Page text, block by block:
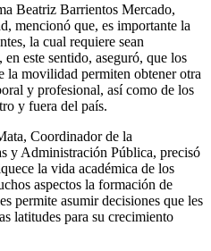
Beatriz Barrientos Mercado,
mencionó que, es importante la
la cual requiere sean
este sentido, aseguró, que los
la movilidad permiten obtener otra
y profesional, así como de los
y fuera del país.
Coordinador de la
y Administración Pública, precisó
la vida académica de los
aspectos la formación de
permite asumir decisiones que les
latitudes para su crecimiento